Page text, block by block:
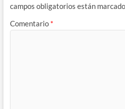
campos obligatorios están
Comentario *